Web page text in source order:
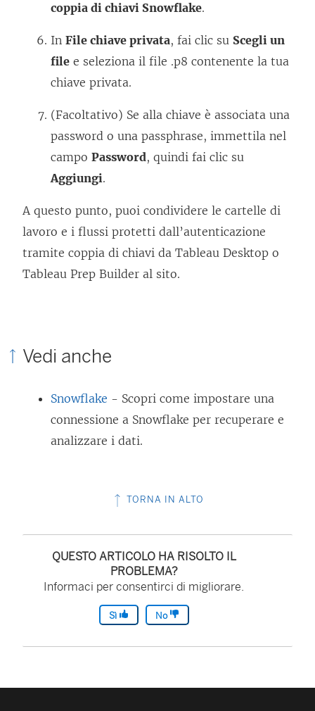
coppia di chiavi Snowflake.
In File chiave privata, fai clic su Scegli un
file e seleziona il file .p8 contenente la tua
chiave privata.
(Facoltativo) Se alla chiave è associata una
password o una passphrase, immettila nel
campo Password, quindi fai clic su
Aggiungi.
A questo punto, puoi condividere le cartelle di
lavoro e i flussi protetti dall’autenticazione
tramite coppia di chiavi da Tableau Desktop o
Tableau Prep Builder al sito.
Vedi anche
Snowflake - Scopri come impostare una
connessione a Snowflake per recuperare e
analizzare i dati.
TORNA IN ALTO
QUESTO ARTICOLO HA RISOLTO IL
PROBLEMA?
Informaci per consentirci di migliorare.
Sì No